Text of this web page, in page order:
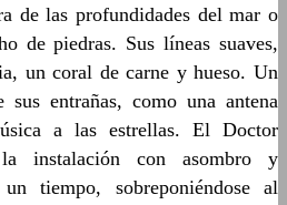
de las profundidades del mar o
de piedras. Sus líneas suaves,
un coral de carne y hueso. Un
sus entrañas, como una antena
a las estrellas. El Doctor
la instalación con asombro y
tiempo, sobreponiéndose al